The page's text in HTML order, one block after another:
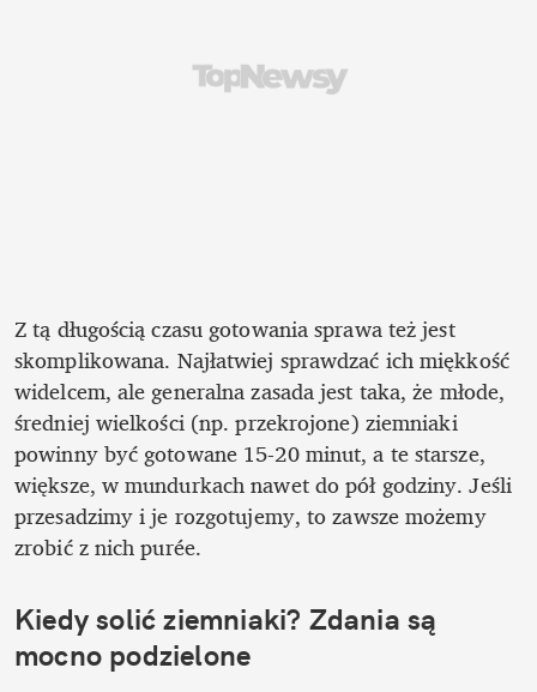
Z tą długością czasu gotowania sprawa też jest
skomplikowana. Najłatwiej sprawdzać ich miękkość
widelcem, ale generalna zasada jest taka, że młode,
średniej wielkości (np. przekrojone) ziemniaki
powinny być gotowane 15-20 minut, a te starsze,
większe, w mundurkach nawet do pół godziny. Jeśli
przesadzimy i je rozgotujemy, to zawsze możemy
zrobić z nich purée.
Kiedy solić ziemniaki? Zdania są
mocno podzielone